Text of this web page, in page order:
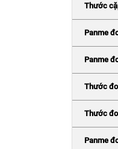
Thước
Panme
Panme
Thước
Thước
Panme